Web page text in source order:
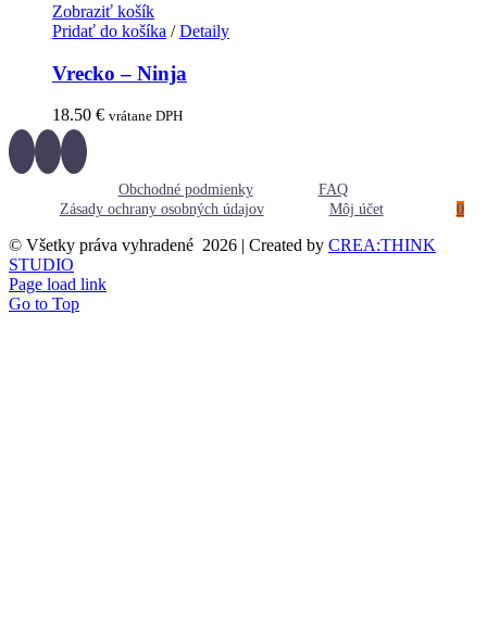
Zobraziť košík
Pridať do košíka / Detaily
Vrecko – Ninja
18.50 € vrátane DPH
Obchodné podmienky
FAQ
Zásady ochrany osobných údajov
Môj účet 0
© Všetky práva vyhradené 2026 | Created by CREA:THINK
STUDIO
Page load link
Go to Top